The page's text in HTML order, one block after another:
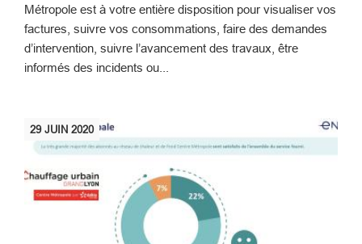
Métropole est à votre entière disposition pour visualiser vos
factures, suivre vos consommations, faire des demandes
d’intervention, suivre l’avancement des travaux, être
informés des incidents ou...
29JUIN 2020